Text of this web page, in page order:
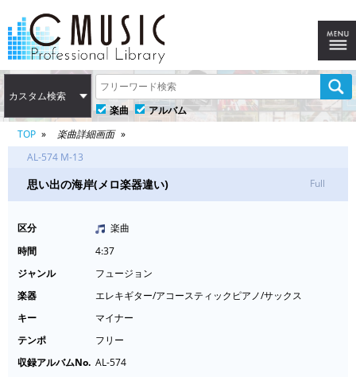
カスタム検索
楽曲
アルバム
TOP
楽曲詳細画面
AL-574 M-13
思い出の海岸(メロ楽器違い) Full
区分
楽曲
時間
4:37
ジャンル
フュージョン
楽器
エレキギター/アコースティックピアノ/サックス
キー
マイナー
テンポ
フリー
収録アルバムNo. AL-574